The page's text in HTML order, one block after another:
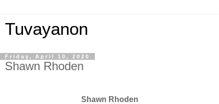
Tuvayanon
Friday, April 10, 2020
Shawn Rhoden
Shawn Rhoden